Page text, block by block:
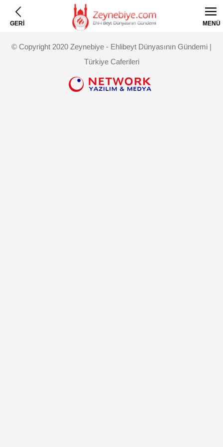
GERİ MENÜ
© Copyright 2020 Zeynebiye - Ehlibeyt Dünyasının Gündemi |
Türkiye Caferileri